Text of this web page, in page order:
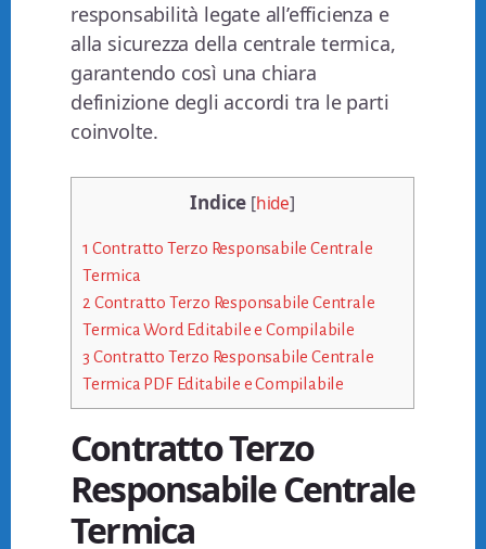
responsabilità legate all’efficienza e
alla sicurezza della centrale termica,
garantendo così una chiara
definizione degli accordi tra le parti
coinvolte.
Indice [hide]
1 Contratto Terzo Responsabile Centrale
Termica
2 Contratto Terzo Responsabile Centrale
Termica Word Editabile e Compilabile
3 Contratto Terzo Responsabile Centrale
Termica PDF Editabile e Compilabile
Contratto Terzo
Responsabile Centrale
Termica